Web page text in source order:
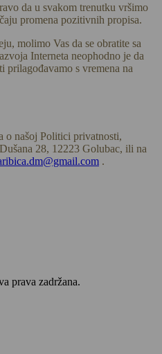
da u svakom trenutku vršimo
promena pozitivnih propisa.
molimo Vas da se obratite sa
Interneta neophodno je da
prilagođavamo s vremena na
našoj Politici privatnosti,
28, 12223 Golubac, ili na
.
prava zadržana.